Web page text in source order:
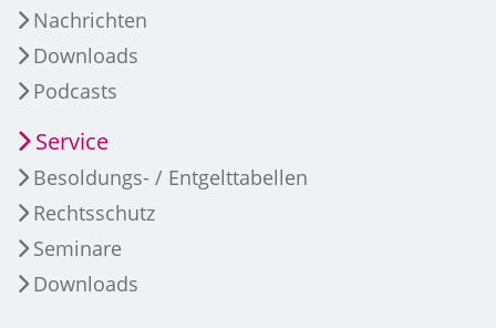
Nachrichten
Downloads
Podcasts
Service
Besoldungs- / Entgelttabellen
Rechtsschutz
Seminare
Downloads